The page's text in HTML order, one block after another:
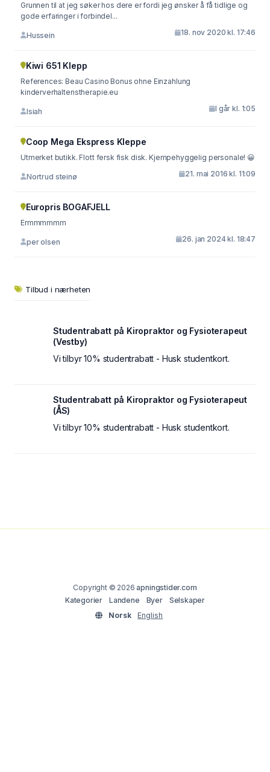
Grunnen til at jeg søker hos dere er fordi jeg ønsker å få tidlige og
gode erfaringer i forbindel...
Hussein 18. nov 2020 kl. 17:46
Kiwi 651 Klepp
References: Beau Casino Bonus ohne Einzahlung
kinderverhaltenstherapie.eu
Isiah I går kl. 1:05
Coop Mega Ekspress Kleppe
Utmerket butikk. Flott fersk fisk disk. Kjempehyggelig personale! 😀
Nortrud steinø 21. mai 2016 kl. 11:09
Europris BOGAFJELL
Ermmmmmm
per olsen 26. jan 2024 kl. 18:47
Tilbud i nærheten
Studentrabatt på Kiropraktor og Fysioterapeut
(Vestby)
Vi tilbyr 10% studentrabatt - Husk studentkort.
Studentrabatt på Kiropraktor og Fysioterapeut
(ÅS)
Vi tilbyr 10% studentrabatt - Husk studentkort.
Copyright © 2026apningstider.com
Kategorier
Landene Byer
Selskaper
Norsk
English